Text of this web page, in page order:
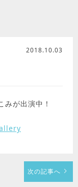
2018.10.03
が出演中！
次の記事へ